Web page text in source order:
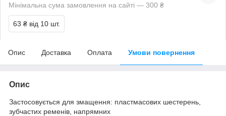
Мінімальна сума замовлення на сайті — 300 ₴
63 ₴ від 10 шт.
Опис Доставка Оплата Умови повернення
Опис
Застосовується для змащення: пластмасових шестерень,
зубчастих ременів, напрямних